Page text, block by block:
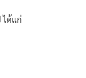
ได้แก่